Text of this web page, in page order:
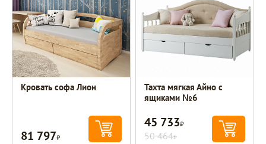
Кровать софа Лион
81 797Р
Тахта мягкая Айно с
ящиками №6
45 733Р
50 464Р